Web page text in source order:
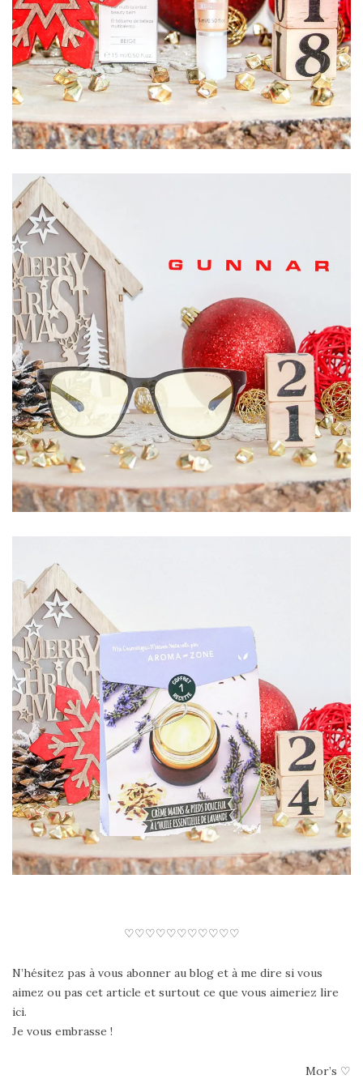
♡♡♡♡♡♡♡♡♡♡♡
N’hésitez pas à vous abonner au blog et à me dire si vous
aimez ou pas cet article et surtout ce que vous aimeriez lire
ici.
Je vous embrasse !
Mor’s ♡